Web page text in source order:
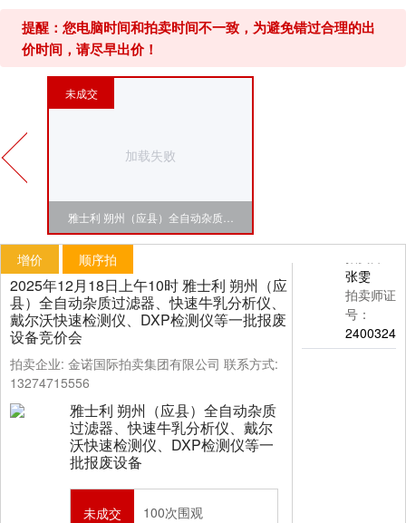
提醒：您电脑时间和拍卖时间不一致，为避免错过合理的出
价时间，请尽早出价！
未成交
加载失败
雅士利 朔州（应县）全自动杂质过
滤器、快速牛乳分析仪、戴尔沃快
速检测仪、DXP检测仪等一批报废
设备
增价 顺序拍
2025年12月18日上午10时 雅士利 朔州（应
县）全自动杂质过滤器、快速牛乳分析仪、
戴尔沃快速检测仪、DXP检测仪等一批报废
设备竞价会
拍卖企业: 金诺国际拍卖集团有限公司 联系方式:
13274715556
雅士利 朔州（应县）全自动杂质
过滤器、快速牛乳分析仪、戴尔
沃快速检测仪、DXP检测仪等一
批报废设备
未成交 100次围观
张雯
拍卖师证
号：
2400324